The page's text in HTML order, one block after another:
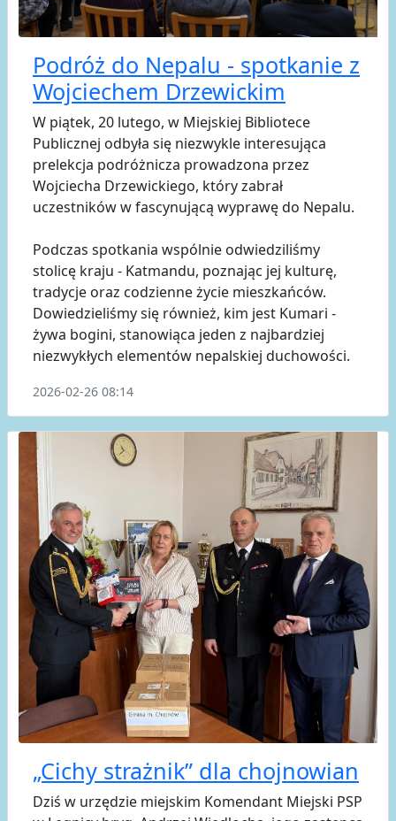
Podróż do Nepalu - spotkanie z
Wojciechem Drzewickim
W piątek, 20 lutego, w Miejskiej Bibliotece
Publicznej odbyła się niezwykle interesująca
prelekcja podróżnicza prowadzona przez
Wojciecha Drzewickiego, który zabrał
uczestników w fascynującą wyprawę do Nepalu.
Podczas spotkania wspólnie odwiedziliśmy
stolicę kraju - Katmandu, poznając jej kulturę,
tradycje oraz codzienne życie mieszkańców.
Dowiedzieliśmy się również, kim jest Kumari -
żywa bogini, stanowiąca jeden z najbardziej
niezwykłych elementów nepalskiej duchowości.
2026-02-26 08:14
„Cichy strażnik” dla chojnowian
Dziś w urzędzie miejskim Komendant Miejski PSP